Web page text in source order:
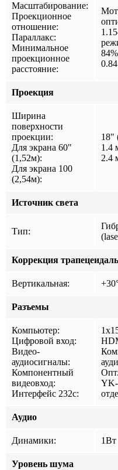
Масштабирование:
Проекционное
отношение:
Параллакс:
Минимальное
проекционное
расстояние:
84%
Проекция
Ширина
поверхности
проекции:
Для экрана 60"
(1,52м):
Для экрана 100
(2,54м):
18"
1.4
2.4
Источник света
Тип:
Коррекция
Вертикальная:
Разъемы
Компьютер:
Цифровой вход:
Видео-
аудиосигналы:
Компонентный
видеовход:
Интерфейс 232с:
YK-
Аудио
Динамики: 1Вт
Уровень шума